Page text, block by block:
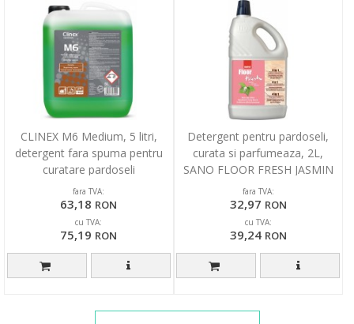
CLINEX M6 Medium, 5 litri,
detergent fara spuma pentru
curatare pardoseli
fara TVA:
63,18 RON
cu TVA:
75,19 RON
Detergent pentru pardoseli,
curata si parfumeaza, 2L,
SANO FLOOR FRESH JASMIN
fara TVA:
32,97 RON
cu TVA:
39,24 RON